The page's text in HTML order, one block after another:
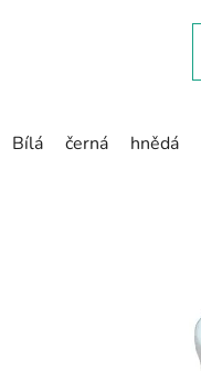
Bílá černá hnědá